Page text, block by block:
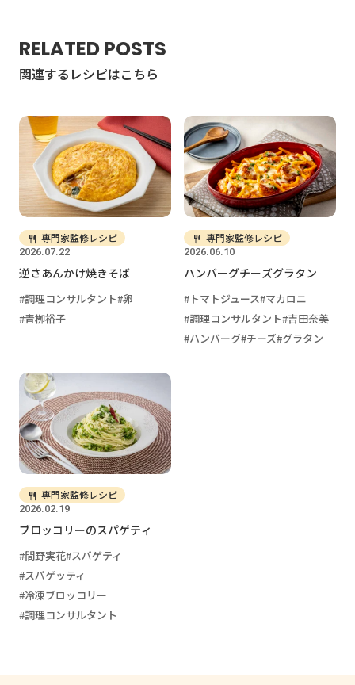
RELATED POSTS
関連するレシピはこちら
2026.07.22
専門家監修レシピ
逆さあんかけ焼きそば
調理コンサルタント 卵
青栁裕子
2026.06.10
専門家監修レシピ
ハンバーグチーズグラタン
トマトジュース マカロニ
調理コンサルタント 吉田奈美
ハンバーグ チーズ グラタン
2026.02.19
専門家監修レシピ
ブロッコリーのスパゲティ
間野実花 スパゲティ
スパゲッティ
冷凍ブロッコリー
調理コンサルタント